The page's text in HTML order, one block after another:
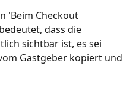
'Beim Checkout
dass die
sichtbar ist, es sei
Gastgeber kopiert und